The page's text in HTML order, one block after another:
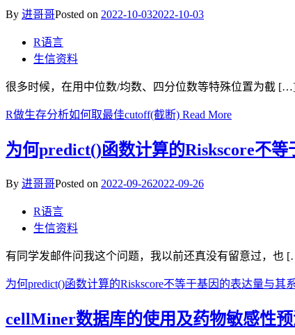
By 进哥哥Posted on 2022-10-032022-10-03
R语言
生信资料
很多时候，在用中位数/均数、四分位数等特殊位置为截
R做生存分析如何取最佳cutoff(截断) Read More
为何predict()函数计算的Riskscore不
By 进哥哥Posted on 2022-09-262022-09-26
R语言
生信资料
有同学发邮件问我这个问题，我以前还真没有留意过，也
为何predict()函数计算的Riskscore不等于基因的表达量与其
cellMiner数据库的使用及药物敏感性预